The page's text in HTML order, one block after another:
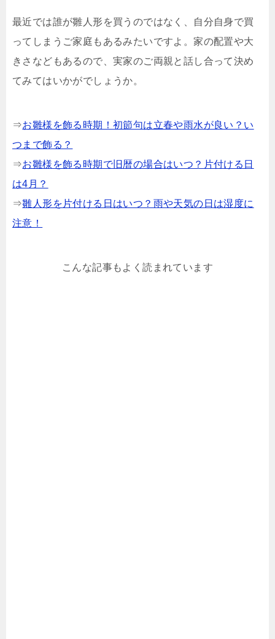
最近では誰が雛人形を買うのではなく、自分自身で買
ってしまうご家庭もあるみたいですよ。家の配置や大
きさなどもあるので、実家のご両親と話し合って決め
てみてはいかがでしょうか。
⇒お雛様を飾る時期！初節句は立春や雨水が良い？い
つまで飾る？
⇒お雛様を飾る時期で旧暦の場合はいつ？片付ける日
は4月？
⇒雛人形を片付ける日はいつ？雨や天気の日は湿度に
注意！
こんな記事もよく読まれています